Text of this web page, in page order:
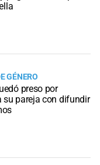
GÉNERO
preso por
su pareja con difundir